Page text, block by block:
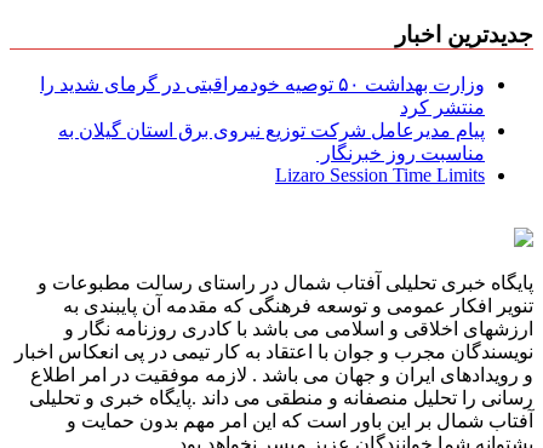
جدیدترین اخبار
وزارت بهداشت ۵۰ توصیه خودمراقبتی در گرمای شدید را
منتشر کرد
پیام مدیرعامل شركت توزیع نیروی برق استان گیلان به
مناسبت روز خبرنگار ‌
Lizaro Session Time Limits
پایگاه خبری تحلیلی آفتاب شمال در راستای رسالت مطبوعات و
تنویر افکار عمومی و توسعه فرهنگی که مقدمه آن پایبندی به
ارزشهای اخلاقی و اسلامی می باشد با کادری روزنامه نگار و
نویسندگان مجرب و جوان با اعتقاد به کار تیمی در پی انعکاس اخبار
و رویدادهای ایران و جهان می باشد . لازمه موفقیت در امر اطلاع
رسانی را تحلیل منصفانه و منطقی می داند .پایگاه خبری و تحلیلی
آفتاب شمال بر این باور است که این امر مهم بدون حمایت و
پشتوانه شما خوانندگان عزیز میسر نخواهد بود .